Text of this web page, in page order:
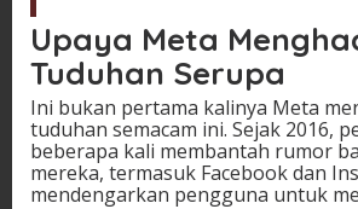
Upaya Meta
Tuduhan Serupa
Ini bukan pertama kalinya Meta
tuduhan semacam ini. Sejak 2016,
beberapa kali membantah rumor
mereka, termasuk Facebook dan
mendengarkan pengguna untuk